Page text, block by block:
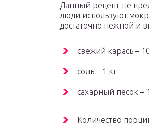
Данный рецепт не
люди используют
достаточно нежной и
свежий карась –
соль – 1 кг
сахарный песок –
Количество